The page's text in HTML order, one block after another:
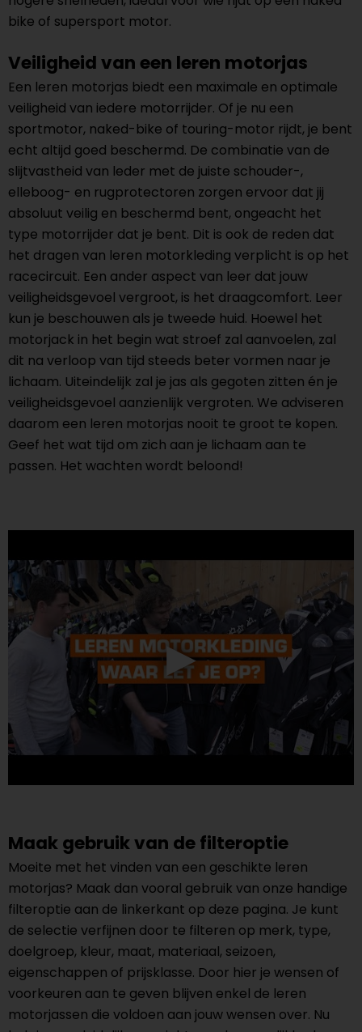
bike of supersport motor.
Veiligheid van een leren motorjas
Een leren motorjas biedt een maximale en optimale
veiligheid van iedere motorrijder. Of je nu een
sportmotor, naked-bike of touring-motor rijdt, je bent
echt altijd goed beschermd. De combinatie van de
slijtvastheid van leder met de juiste schouder-,
elleboog- en rugprotectoren zorgen ervoor dat jij
absoluut veilig en beschermd bent, ongeacht het
type motorrijder dat je bent. Dit is ook de reden dat
het dragen van leren motorkleding verplicht is op het
racecircuit. Een ander aspect van leer dat jouw
veiligheidsgevoel vergroot, is het draagcomfort. Leer
kun je beschouwen als je tweede huid. Hoewel het
motorjack in het begin wat stroef zal aanvoelen, zal
dit na verloop van tijd steeds beter vormen naar je
lichaam. Uiteindelijk zal je jas als gegoten zitten én je
veiligheidsgevoel aanzienlijk vergroten. We adviseren
daarom een leren motorjas nooit te groot te kopen.
Geef het wat tijd om zich aan je lichaam aan te
passen. Het wachten wordt beloond!
Maak gebruik van de filteroptie
Moeite met het vinden van een geschikte leren
motorjas? Maak dan vooral gebruik van onze handige
filteroptie aan de linkerkant op deze pagina. Je kunt
de selectie verfijnen door te filteren op merk, type,
doelgroep, kleur, maat, materiaal, seizoen,
eigenschappen of prijsklasse. Door hier je wensen of
voorkeuren aan te geven blijven enkel de leren
motorjassen die voldoen aan jouw wensen over. Nu